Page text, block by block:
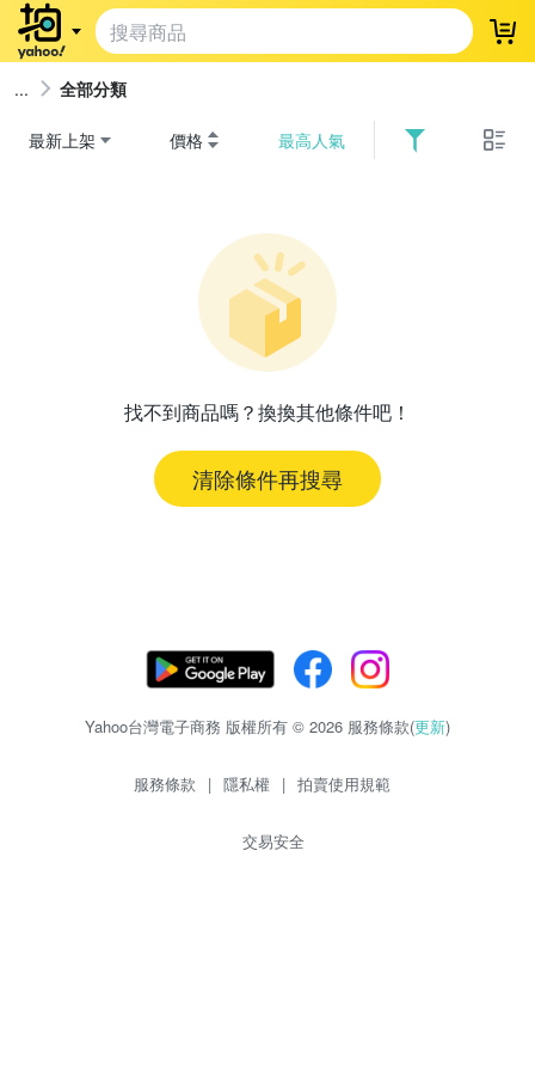
登
全部分類
最新上架 價格 最高人氣
找不到商品嗎？換換其他條件吧！
清除條件再搜尋
Yahoo台灣電子商務 版權所有 © 2026 服務條款(更新)
服務條款 | 隱私權 | 拍賣使用規範
交易安全